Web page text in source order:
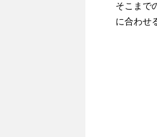
そこまで
に合わせ